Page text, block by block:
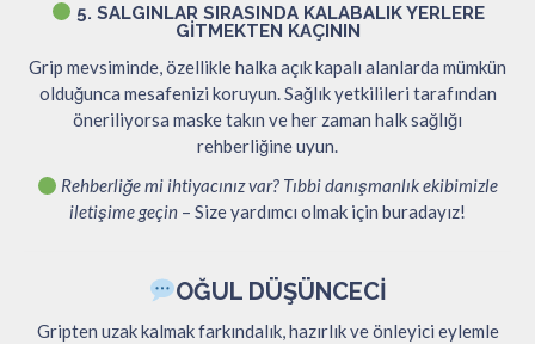
5. SALGINLAR SIRASINDA KALABALIK YERLERE
GITMEKTEN KAÇININ
Grip mevsiminde, özellikle halka açık kapalı alanlarda mümkün
olduğunca mesafenizi koruyun. Sağlık yetkilileri tarafından
öneriliyorsa maske takın ve her zaman halk sağlığı
rehberliğine uyun.
Rehberliğe mi ihtiyacınız var? Tıbbi danışmanlık ekibimizle
iletişime geçin – Size yardımcı olmak için buradayız!
OĞUL DÜŞÜNCECI
Gripten uzak kalmak farkındalık, hazırlık ve önleyici eylemle